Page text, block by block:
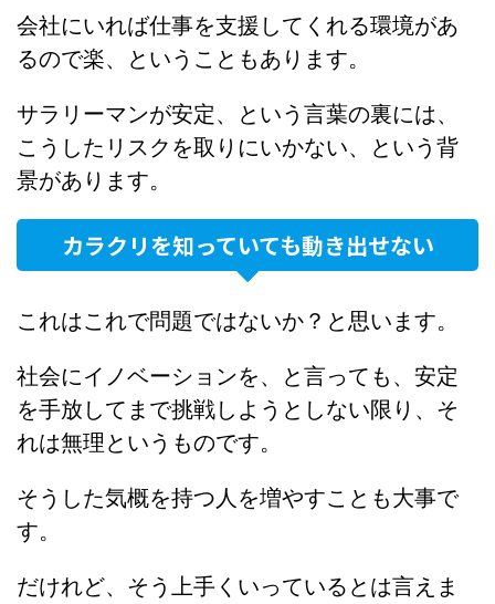
会社にいれば仕事を支援してくれる環境があ
るので楽、ということもあります。
サラリーマンが安定、という言葉の裏には、
こうしたリスクを取りにいかない、という背
景があります。
カラクリを知っていても動き出せない
これはこれで問題ではないか？と思います。
社会にイノベーションを、と言っても、安定
を手放してまで挑戦しようとしない限り、そ
れは無理というものです。
そうした気概を持つ人を増やすことも大事で
す。
だけれど、そう上手くいっているとは言えま